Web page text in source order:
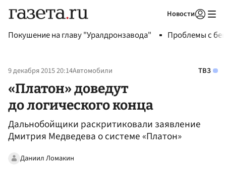
Новости
Покушение на главу "Уралдронзавода" Проблемы с
9 декабря 2015 20:14Автомобили ТВЗ
«Платон» доведут
до логического конца
Дальнобойщики раскритиковали заявление
Дмитрия Медведева о системе «Платон»
Даниил Ломакин